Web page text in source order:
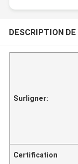
DESCRIPTION
Surligner:
Certification